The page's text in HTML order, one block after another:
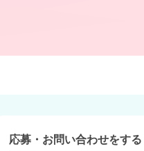
応募・お問い合わせをする